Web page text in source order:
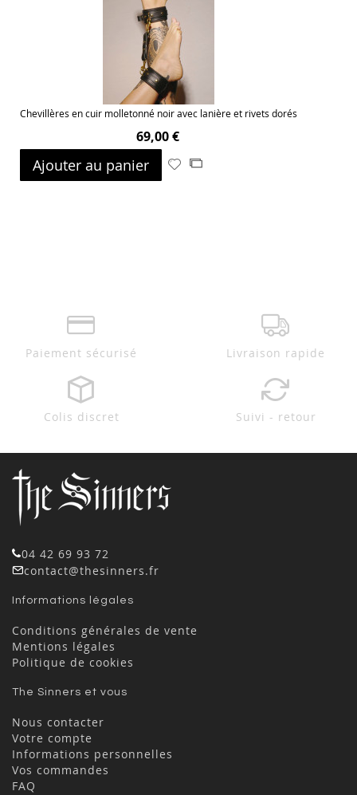
Chevillères en cuir molletonné noir avec lanière et rivets dorés
69,00 €
Ajouter au panier
AjouterAjouter
Paiement sécurisé Livraison rapide
Colis discret Suivi - retour
04 42 69 93 72
contact@thesinners.fr
Informations légales
Conditions générales de vente
Mentions légales
Politique de cookies
The Sinners et vous
Nous contacter
Votre compte
Informations personnelles
Vos commandes
FAQ